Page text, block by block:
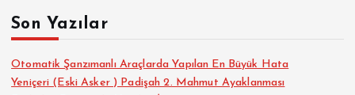
:Son Yazılar
Otomatik Şanzımanlı Araçlarda Yapılan En Büyük Hata
Yeniçeri (Eski Asker ) Padişah 2. Mahmut Ayaklanması